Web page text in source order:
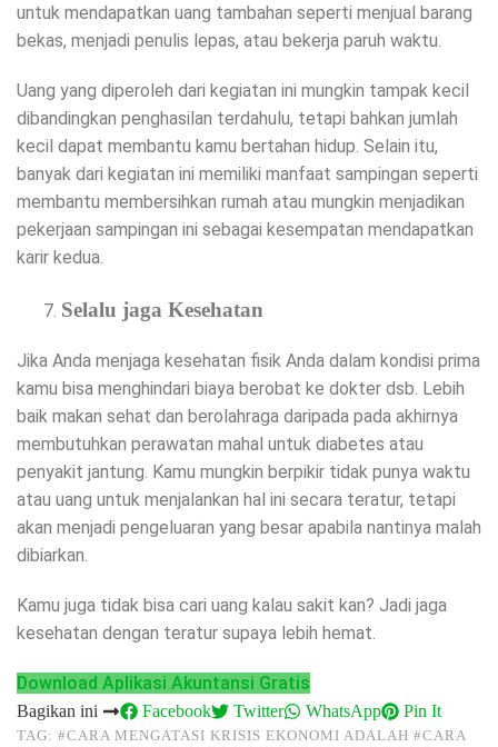
untuk mendapatkan uang tambahan seperti menjual barang
bekas, menjadi penulis lepas, atau bekerja paruh waktu.
Uang yang diperoleh dari kegiatan ini mungkin tampak kecil
dibandingkan penghasilan terdahulu, tetapi bahkan jumlah
kecil dapat membantu kamu bertahan hidup. Selain itu,
banyak dari kegiatan ini memiliki manfaat sampingan seperti
membantu membersihkan rumah atau mungkin menjadikan
pekerjaan sampingan ini sebagai kesempatan mendapatkan
karir kedua.
Selalu jaga Kesehatan
Jika Anda menjaga kesehatan fisik Anda dalam kondisi prima
kamu bisa menghindari biaya berobat ke dokter dsb. Lebih
baik makan sehat dan berolahraga daripada pada akhirnya
membutuhkan perawatan mahal untuk diabetes atau
penyakit jantung. Kamu mungkin berpikir tidak punya waktu
atau uang untuk menjalankan hal ini secara teratur, tetapi
akan menjadi pengeluaran yang besar apabila nantinya malah
dibiarkan.
Kamu juga tidak bisa cari uang kalau sakit kan? Jadi jaga
kesehatan dengan teratur supaya lebih hemat.
Download Aplikasi Akuntansi Gratis
Bagikan ini Facebook Twitter WhatsApp Pin It
TAG: #CARA MENGATASI KRISIS EKONOMI ADALAH #CARA